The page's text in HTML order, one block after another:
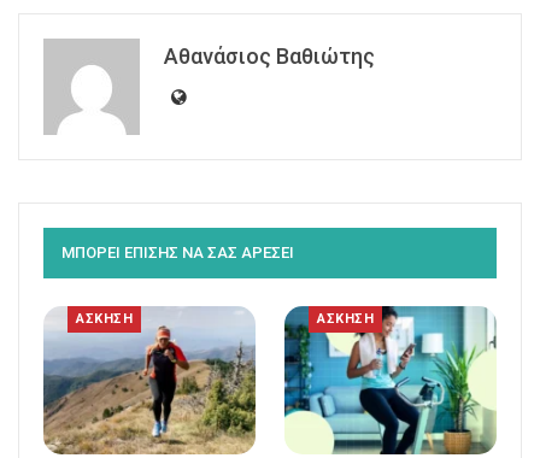
Αθανάσιος Βαθιώτης
ΜΠΟΡΕΙ ΕΠΙΣΗΣ ΝΑ ΣΑΣ ΑΡΕΣΕΙ
ΑΣΚΗΣΗ ΑΣΚΗΣΗ